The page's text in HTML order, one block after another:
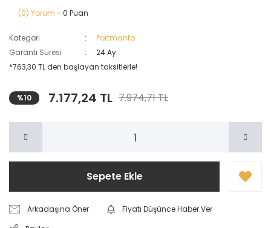
(0) Yorum - 0 Puan
Kategori
Portmanto
Garanti Süresi
24 Ay
*763,30 TL den başlayan taksitlerle!
%10 7.177,24 TL 7.974,71 TL
Sepete Ekle
Arkadaşına Öner
Fiyatı Düşünce Haber Ver